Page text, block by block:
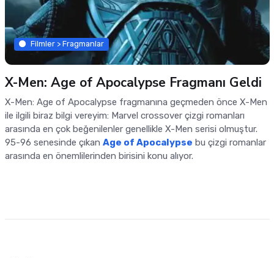
Filmler > Fragmanlar
X-Men: Age of Apocalypse Fragmanı Geldi
X-Men: Age of Apocalypse fragmanına geçmeden önce X-Men
ile ilgili biraz bilgi vereyim: Marvel crossover çizgi romanları
arasında en çok beğenilenler genellikle X-Men serisi olmuştur.
95-96 senesinde çıkan Age of Apocalypse bu çizgi romanlar
arasında en önemlilerinden birisini konu alıyor.